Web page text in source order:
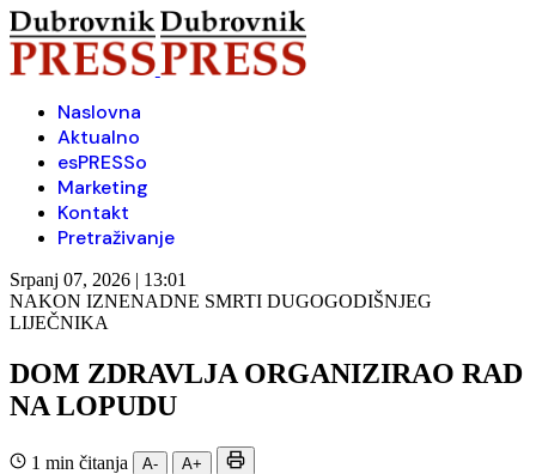
Naslovna
Aktualno
esPRESSo
Marketing
Kontakt
Pretraživanje
Srpanj 07, 2026 | 13:01
NAKON IZNENADNE SMRTI DUGOGODIŠNJEG
LIJEČNIKA
DOM ZDRAVLJA ORGANIZIRAO RAD
NA LOPUDU
1 min čitanja A- A+